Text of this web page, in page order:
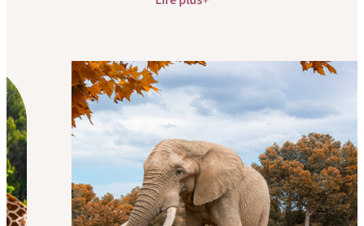
s’extasier devant les espèces d’oiseaux présentes sur la réserve.